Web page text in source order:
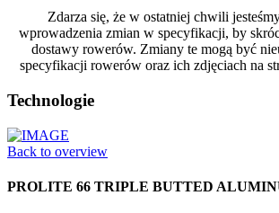
Zdarza się, że w ostatniej chwili
wprowadzenia zmian w specyfikacji, by
dostawy rowerów. Zmiany te mogą być
specyfikacji rowerów oraz ich zdjęciach na
Technologie
Back to overview
PROLITE 66 TRIPLE BUTTED